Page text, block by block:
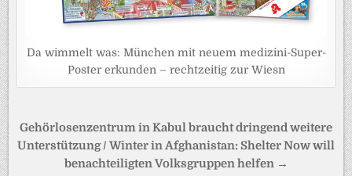
Da wimmelt was: München mit neuem medizini-Super-
Poster erkunden – rechtzeitig zur Wiesn
Beitragsnavigation
Gehörlosenzentrum in Kabul braucht dringend weitere
Unterstützung / Winter in Afghanistan: Shelter Now will
benachteiligten Volksgruppen helfen →